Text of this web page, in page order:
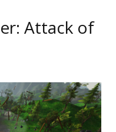
Attack of